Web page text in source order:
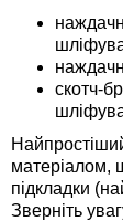
скотч-
матеріалом,
підкладки
Зверніть